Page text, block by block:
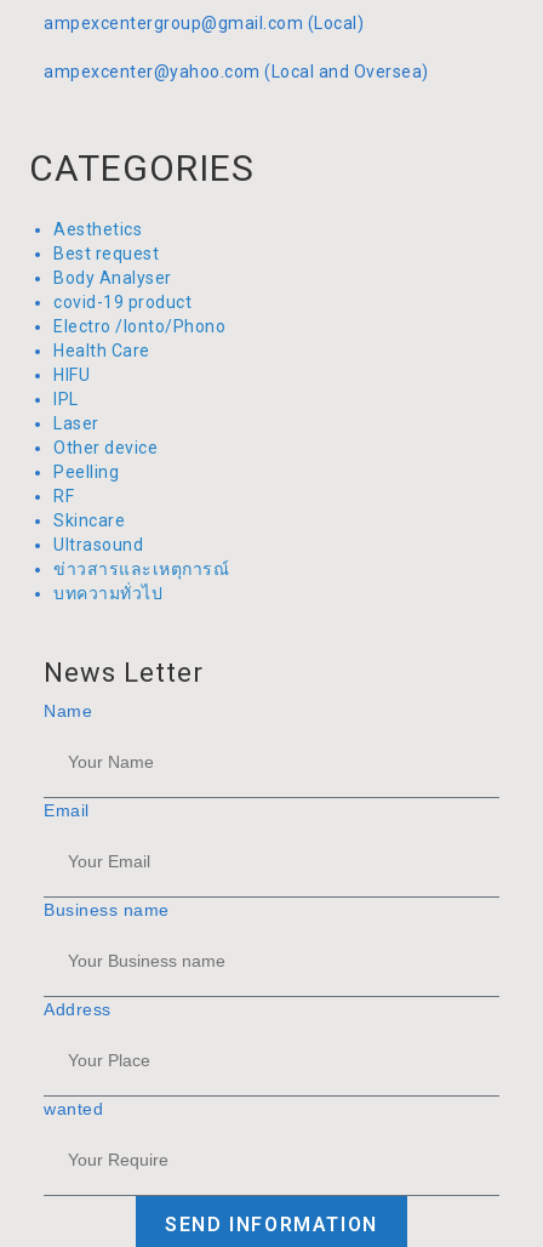
ampexcentergroup@gmail.com (Local)
ampexcenter@yahoo.com (Local and Oversea)
CATEGORIES
Aesthetics
Best request
Body Analyser
covid-19 product
Electro /Ionto/Phono
Health Care
HIFU
IPL
Laser
Other device
Peelling
RF
Skincare
Ultrasound
ข่าวสารและเหตุการณ์
บทความทั่วไป
News Letter
Name
Email
Business name
Address
wanted
SEND INFORMATION